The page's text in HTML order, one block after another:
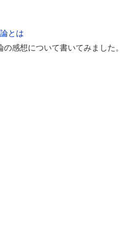
とは
感想について書いてみました。